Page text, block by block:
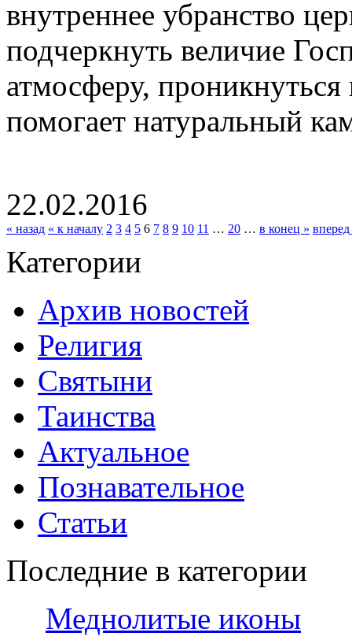
внутреннее убранство
подчеркнуть величие
атмосферу,
помогает натуральный
22.02.2016
« назад « к началу 2 3 4 5 6 7 8 9 10 11 … 20 … в конец » вперед
Категории
Архив новостей
Религия
Святыни
Таинства
Актуальное
Познавательное
Статьи
Последние в категории
Меднолитые иконы